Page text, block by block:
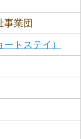
事業団
トステイ）